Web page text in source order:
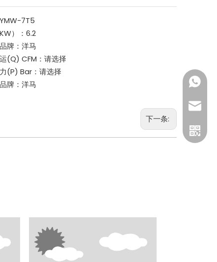
YMW-7T5
）： 6.2
牌： 洋马
(Q) CFM： 请选择
(P) Bar： 请选择
牌： 洋马
下一条: